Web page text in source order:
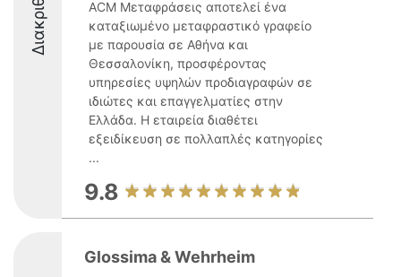
ACM Μεταφράσεις αποτελεί ένα
καταξιωμένο μεταφραστικό γραφείο
με παρουσία σε Αθήνα και
Θεσσαλονίκη, προσφέροντας
υπηρεσίες υψηλών προδιαγραφών σε
ιδιώτες και επαγγελματίες στην
Ελλάδα. Η εταιρεία διαθέτει
εξειδίκευση σε πολλαπλές κατηγορίες
...
9.8
Glossima & Wehrheim